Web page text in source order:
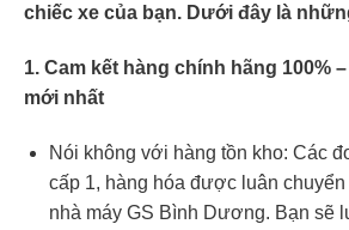
chiếc xe của bạn. Dưới đây là
1. Cam kết hàng chính hãng 100%
mới nhất
Nói không với hàng tồn kho: Các
cấp 1, hàng hóa được luân
nhà máy GS Bình Dương. Bạn sẽ